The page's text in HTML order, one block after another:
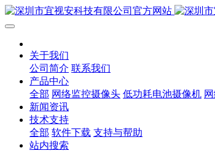
关于我们
公司简介 联系我们
产品中心
全部 网络监控摄像头 低功耗电池摄像机
新闻资讯
技术支持
全部 软件下载 支持与帮助
站内搜索